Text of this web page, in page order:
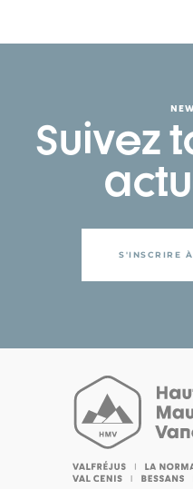
Suivez
S'INSCRIRE